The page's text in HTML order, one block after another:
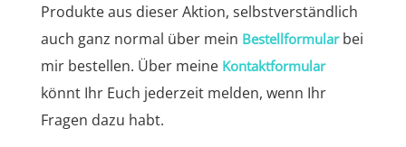
Produkte aus dieser Aktion, selbstverständlich
auch ganz normal über mein Bestellformularbei
mir bestellen. Über meine Kontaktformular
könnt Ihr Euch jederzeit melden, wenn Ihr
Fragen dazu habt.